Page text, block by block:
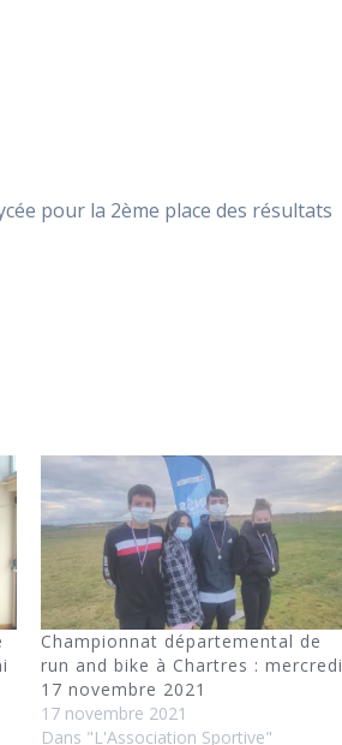
pour la 2ème place des résultats
Championnat départemental de
run and bike à Chartres : mercredi
17 novembre 2021
17 novembre 2021
Dans "L'Association Sportive"